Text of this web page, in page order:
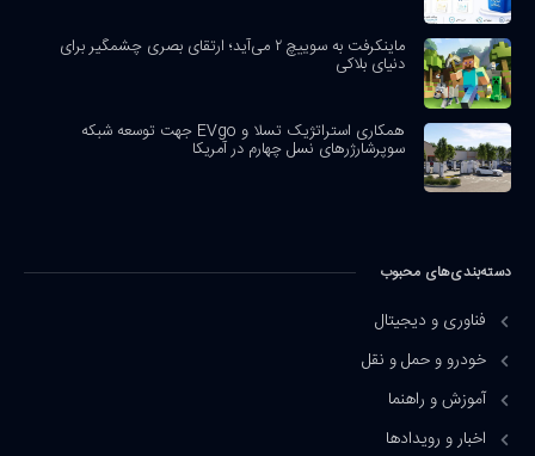
ماینکرفت به سوییچ ۲ می‌آید؛ ارتقای بصری چشمگیر برای
دنیای بلاکی
همکاری استراتژیک تسلا و EVgo جهت توسعه شبکه
سوپرشارژرهای نسل چهارم در آمریکا
دسته‌بندی‌های محبوب
فناوری و دیجیتال
خودرو و حمل و نقل
آموزش و راهنما
اخبار و رویدادها